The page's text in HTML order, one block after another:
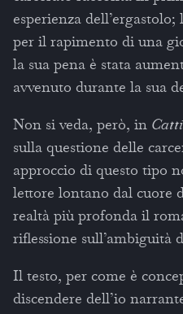
esperienza dell’ergastolo;
per il rapimento di una
la sua pena è stata
avvenuto durante la sua
Non si veda, però, in
sulla questione delle
approccio di questo tipo
lettore lontano dal cuore
realtà più profonda il
riflessione sull’ambiguità
Il testo, per come è
discendere dell’io